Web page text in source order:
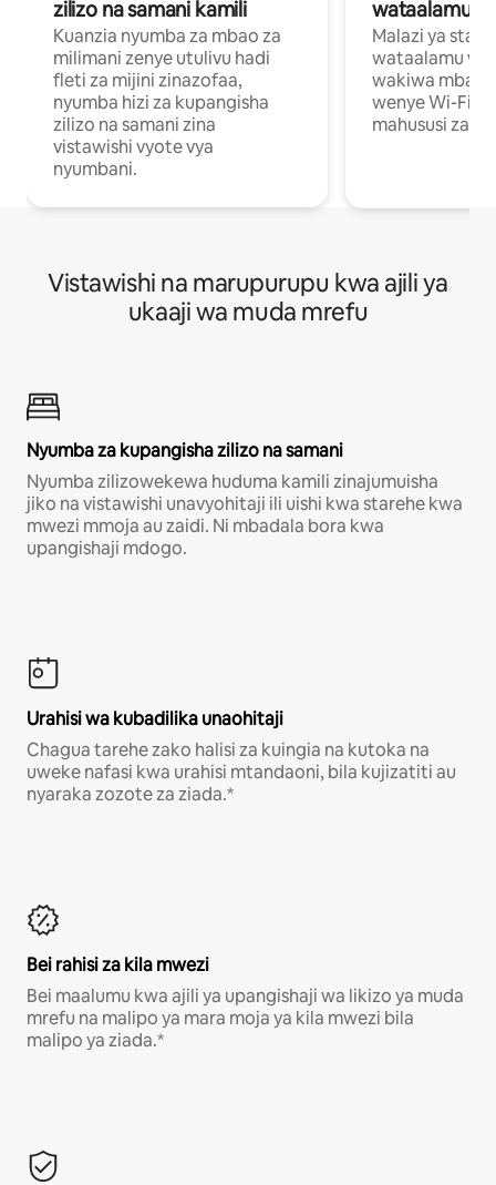
zilizo na samani kamili
Kuanzia nyumba za mbao za
milimani zenye utulivu hadi
fleti za mijini zinazofaa,
nyumba hizi za kupangisha
zilizo na samani zina
vistawishi vyote vya
nyumbani.
wataalamu
Malazi ya
wataalamu
wakiwa mbali
wenye Wi-Fi
mahususi za
Vistawishi na marupurupu kwa ajili ya
ukaaji wa muda mrefu
Nyumba za kupangisha zilizo na samani
Nyumba zilizowekewa huduma kamili zinajumuisha
jiko na vistawishi unavyohitaji ili uishi kwa starehe kwa
mwezi mmoja au zaidi. Ni mbadala bora kwa
upangishaji mdogo.
Urahisi wa kubadilika unaohitaji
Chagua tarehe zako halisi za kuingia na kutoka na
uweke nafasi kwa urahisi mtandaoni, bila kujizatiti au
nyaraka zozote za ziada.*
Bei rahisi za kila mwezi
Bei maalumu kwa ajili ya upangishaji wa likizo ya muda
mrefu na malipo ya mara moja ya kila mwezi bila
malipo ya ziada.*